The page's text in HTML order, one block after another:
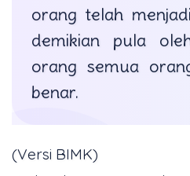
orang telah
demikian pula
orang semua
benar.
(Versi BIMK)